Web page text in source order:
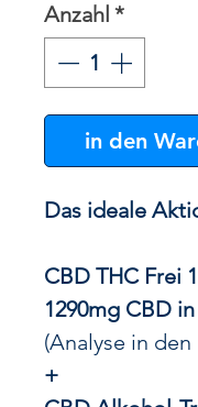
Anzahl *
in den
Das ideale
CBD THC Frei
1290mg CBD
(Analyse in
+